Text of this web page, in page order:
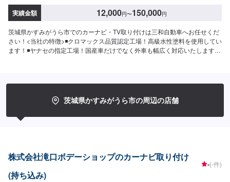
実績金額 12,000円〜150,000円
茨城県かすみがうら市でのカーナビ・TV取り付けは三和自動車へお任せくだ
さい！<当社の特徴>◾クロマックス品質認定工場！高級水性塗料を使用してい
ます！◾ヤナセの指定工場！国産車だけでなく外車も幅広く対応いたします！
業開始【4】仕上がり次第納車-----納期について-----納期は通常2時間程度で納
車となります。(要相談)納期は前後する場合がございます。予めご了承くださ
車をご利用ください。※代車の燃料代はお客様にご負担いただいておりま
付はスタッフへ「メンテモで予約しました」とお伝えください。ご案内いた
します。【定休日・営業時間】定休日：日曜日、第2土曜日、祝日営業時間：
8:30~18:00
茨城県かすみがうら市の周辺の店舗
株式会社滝口ボデーショップのカーナビ取り付け
(持ち込み)
-(-件)